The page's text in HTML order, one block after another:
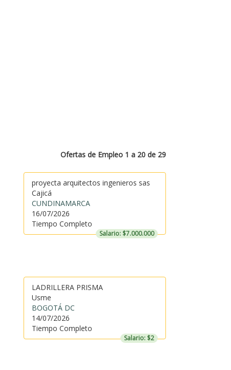
Ofertas de Empleo 1 a 20 de 29
proyecta arquitectos ingenieros sas
Cajicá
CUNDINAMARCA
16/07/2026
Tiempo Completo
Salario: $7.000.000
LADRILLERA PRISMA
Usme
BOGOTÁ DC
14/07/2026
Tiempo Completo
Salario: $2